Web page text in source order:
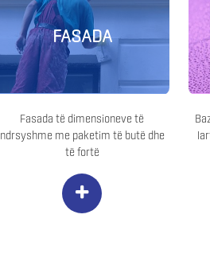
FASADA
Fasada të dimensioneve të
ndrsyshme me paketim të butë dhe
të fortë
+